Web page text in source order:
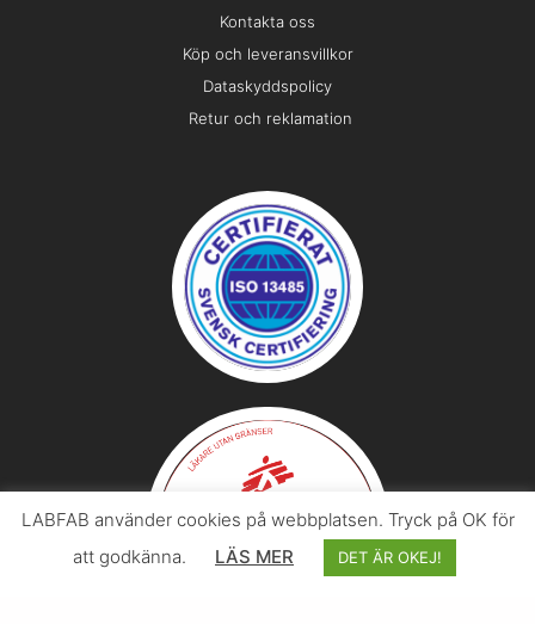
Kontakta oss
Köp och leveransvillkor
Dataskyddspolicy
Retur och reklamation
LABFAB använder cookies på webbplatsen. Tryck på OK för
att godkänna.
LÄS MER DET ÄR OKEJ!